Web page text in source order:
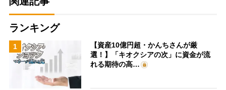
ランキング
1
【資産10億円超・かんちさんが厳
選！】「キオクシアの次」に資金が流
れる期待の高…